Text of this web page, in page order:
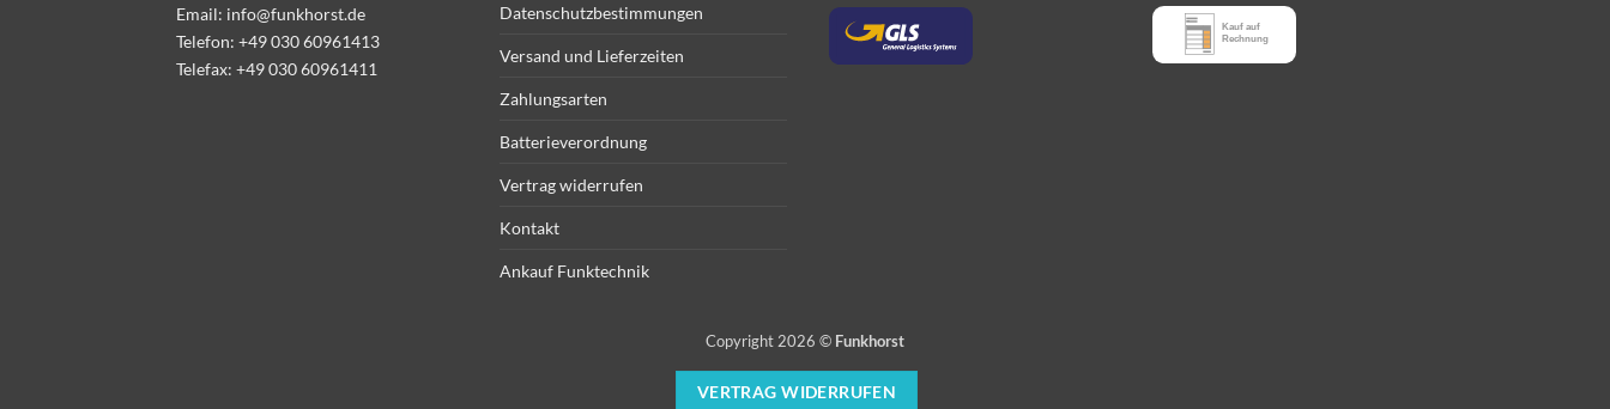
Email: info@funkhorst.de
Telefon: +49 030 60961413
Telefax: +49 030 60961411
Datenschutzbestimmungen
Versand und Lieferzeiten
Zahlungsarten
Batterieverordnung
Vertrag widerrufen
Kontakt
Ankauf Funktechnik
Copyright 2026 © Funkhorst
VERTRAG WIDERRUFEN